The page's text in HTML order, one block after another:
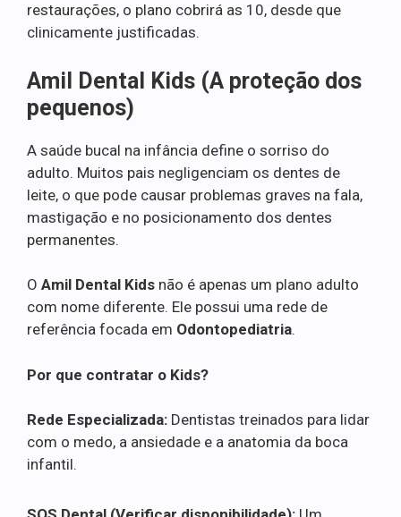
restaurações, o plano cobrirá as 10, desde que
clinicamente justificadas.
Amil Dental Kids (A proteção dos
pequenos)
A saúde bucal na infância define o sorriso do
adulto. Muitos pais negligenciam os dentes de
leite, o que pode causar problemas graves na fala,
mastigação e no posicionamento dos dentes
permanentes.
O Amil Dental Kids não é apenas um plano adulto
com nome diferente. Ele possui uma rede de
referência focada em Odontopediatria.
Por que contratar o Kids?
Rede Especializada: Dentistas treinados para lidar
com o medo, a ansiedade e a anatomia da boca
infantil.